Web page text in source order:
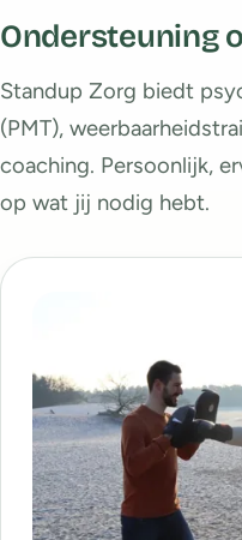
Ondersteuning
Standup Zorg biedt
(PMT),
coaching. Persoonlijk,
op wat jij nodig hebt.